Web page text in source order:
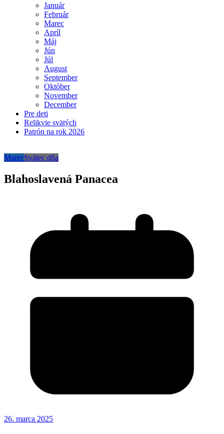
Január
Február
Marec
Apríl
Máj
Jún
Júl
August
September
Október
November
December
Pre deti
Relikvie svätých
Patrón na rok 2026
MarecSvätec dňa
Blahoslavená Panacea
26. marca 2025